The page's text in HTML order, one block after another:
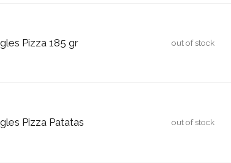
Pizza 185 gr out of stock
Pizza Patatas out of stock